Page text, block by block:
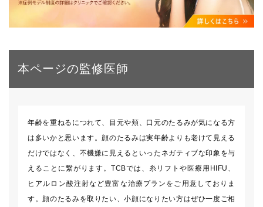
本ページの監修医師
年齢を重ねるにつれて、目元や頬、口元のたるみが気になる方
は多いかと思います。顔のたるみは実年齢よりも老けて見える
だけではなく、不機嫌に見えるといったネガティブな印象を与
えることに繋がります。TCBでは、糸リフトや医療用HIFU、
ヒアルロン酸注射など豊富な治療プランをご用意しておりま
す。顔のたるみを取りたい、小顔になりたい方はぜひ一度ご相